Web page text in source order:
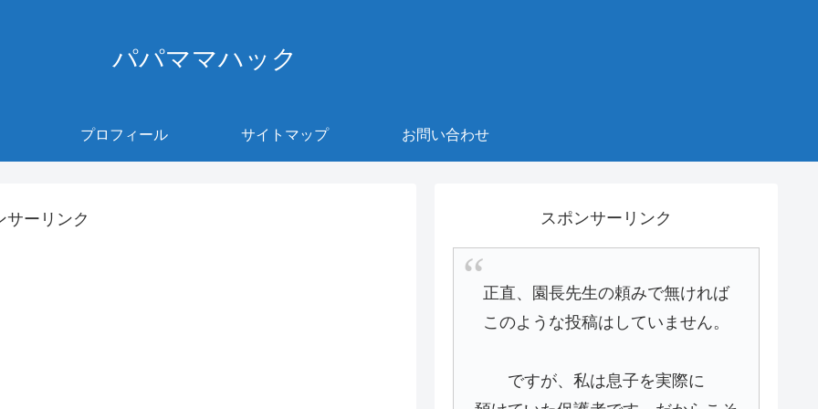
パパママハック
プロフィール サイトマップ お問い合わせ
サーリンク スポンサーリンク
正直、園長先生の頼みで無ければ
このような投稿はしていません。
ですが、私は息子を実際に